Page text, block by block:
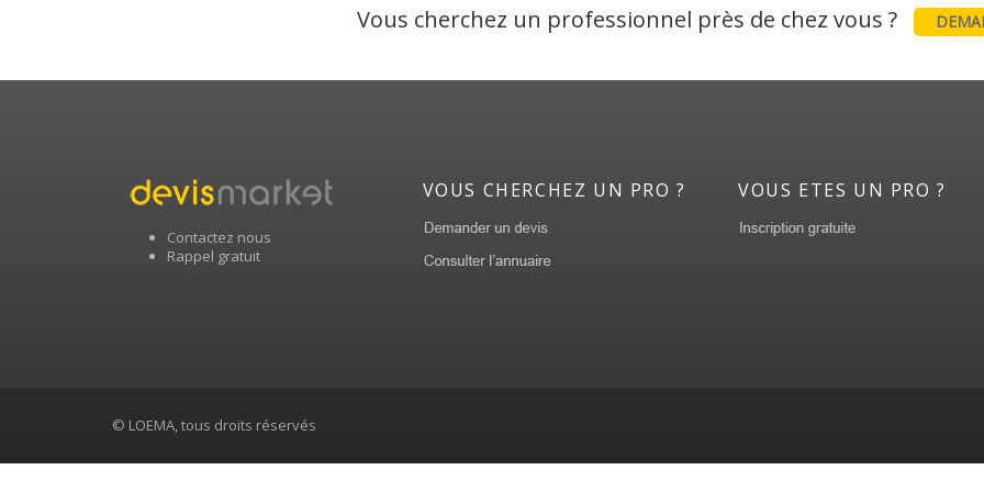
Vous cherchez un professionnel près de chez vous ?
Contactez nous
Rappel gratuit
VOUS CHERCHEZ UN PRO ? VOUS ETES UN PRO ?
© LOEMA, tous droits réservés